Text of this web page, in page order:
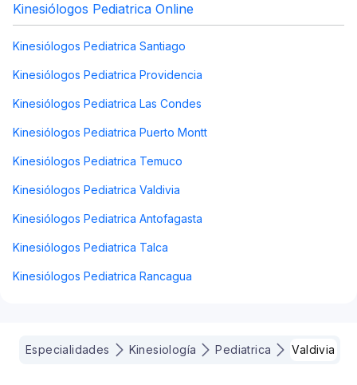
Kinesiólogos Pediatrica Online
Kinesiólogos Pediatrica Santiago
Kinesiólogos Pediatrica Providencia
Kinesiólogos Pediatrica Las Condes
Kinesiólogos Pediatrica Puerto Montt
Kinesiólogos Pediatrica Temuco
Kinesiólogos Pediatrica Valdivia
Kinesiólogos Pediatrica Antofagasta
Kinesiólogos Pediatrica Talca
Kinesiólogos Pediatrica Rancagua
Especialidades Kinesiología Pediatrica Valdivia